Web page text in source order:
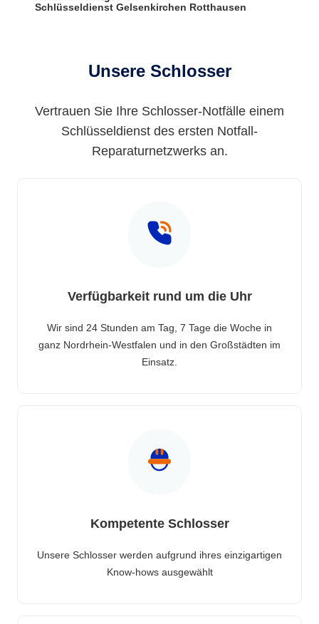
Schlüsseldienst Gelsenkirchen Rotthausen
Unsere Schlosser
Vertrauen Sie Ihre Schlosser-Notfälle einem
Schlüsseldienst des ersten Notfall-
Reparaturnetzwerks an.
Verfügbarkeit rund um die Uhr
Wir sind 24 Stunden am Tag, 7 Tage die Woche in
ganz Nordrhein-Westfalen und in den Großstädten im
Einsatz.
Kompetente Schlosser
Unsere Schlosser werden aufgrund ihres einzigartigen
Know-hows ausgewählt